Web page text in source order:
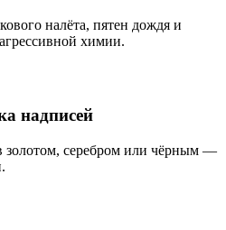
налёта, пятен дождя и
химии.
надписей
золотом, серебром или чёрным —